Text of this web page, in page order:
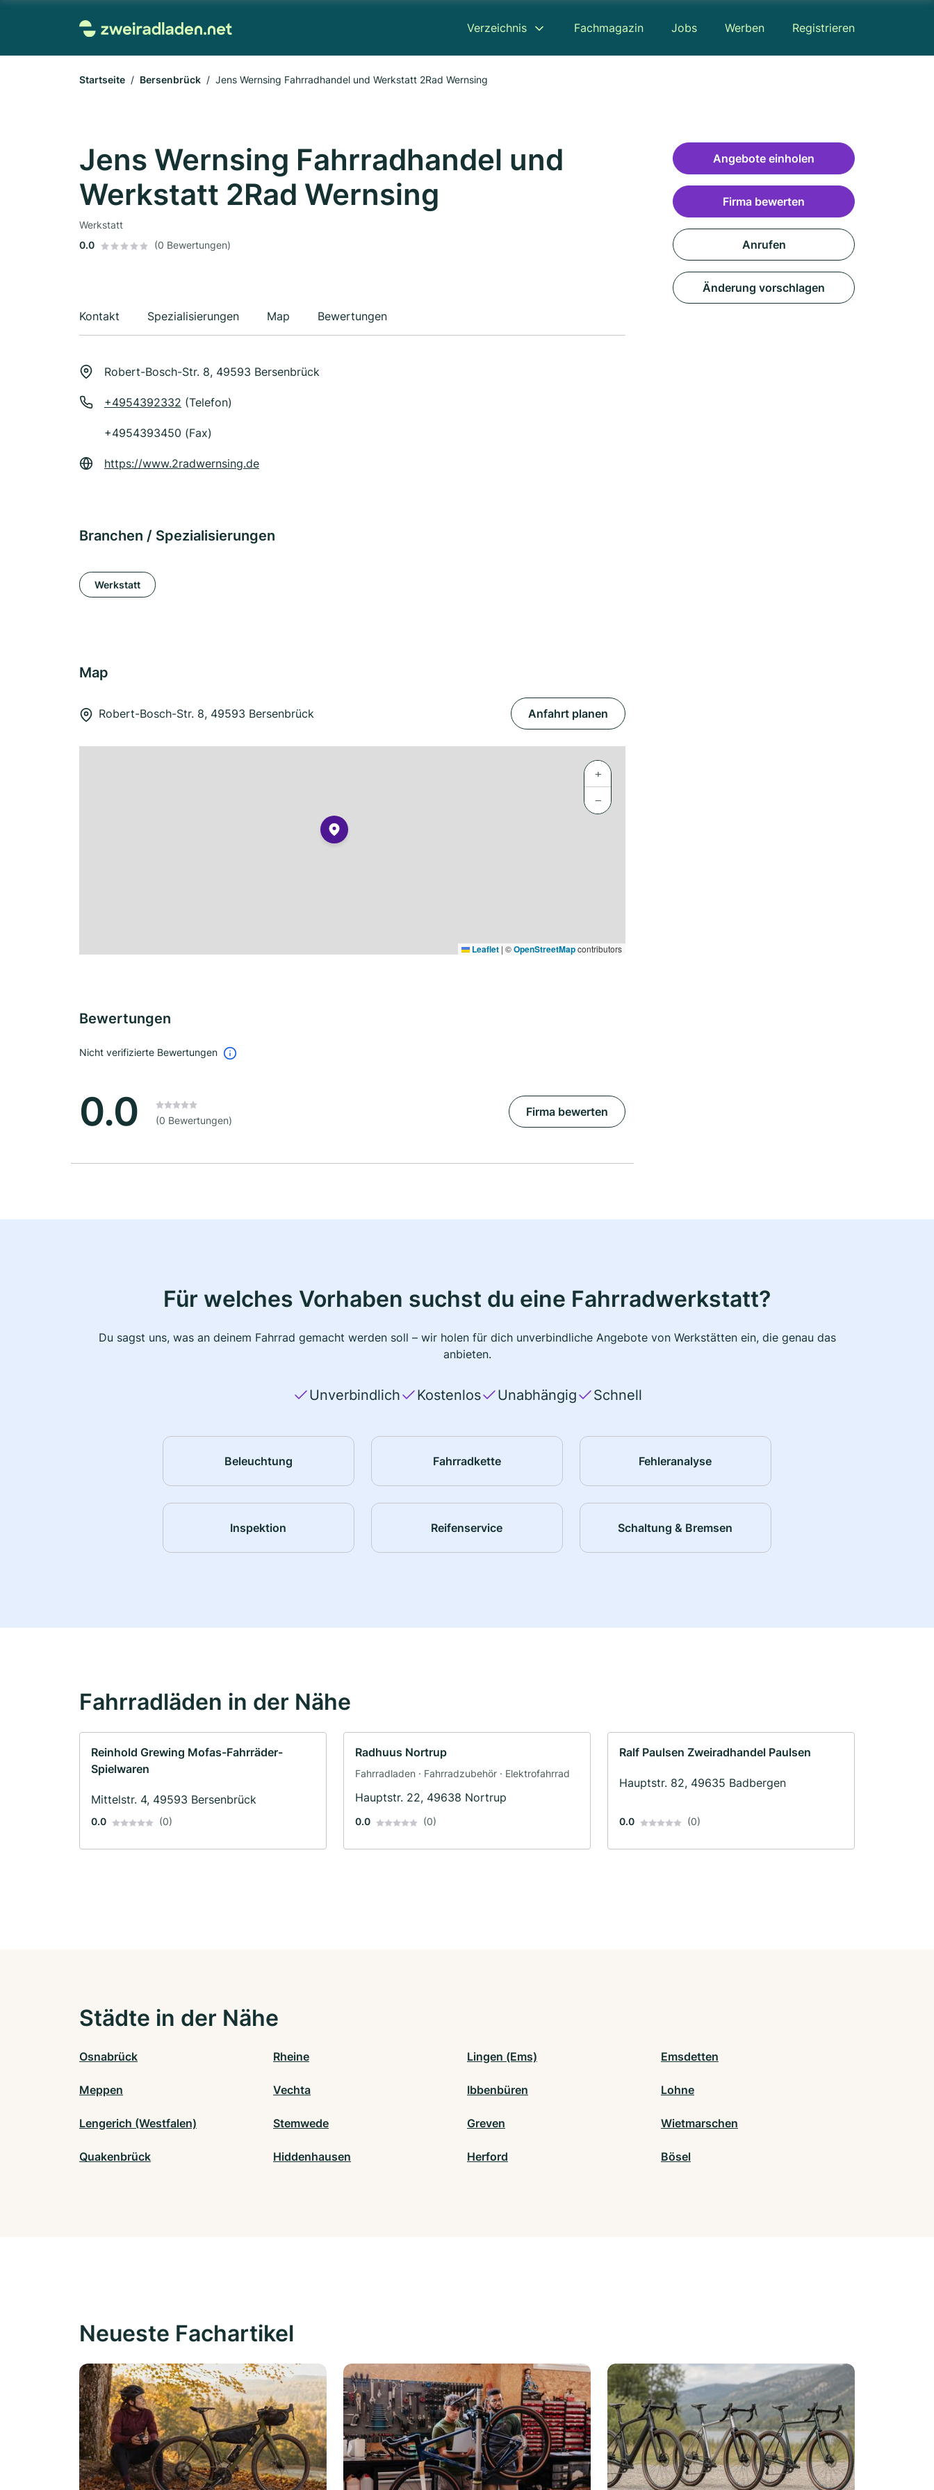
Verzeichnis Fachmagazin Jobs Werben Registrieren
Startseite Bersenbrück Jens Wernsing Fahrradhandel und Werkstatt 2Rad Wernsing
Jens Wernsing Fahrradhandel und
Werkstatt 2Rad Wernsing
Werkstatt
0.0
(0 Bewertungen)
Kontakt Spezialisierungen Map Bewertungen
Robert-Bosch-Str. 8, 49593 Bersenbrück
+4954392332 (Telefon)
+4954393450 (Fax)
https://www.2radwernsing.de
Branchen / Spezialisierungen
Werkstatt
Map
Robert-Bosch-Str. 8, 49593 Bersenbrück Anfahrt planen
+
−
Leaflet | ©OpenStreetMapcontributors
Bewertungen
Nicht verifizierte Bewertungen
0.0 (0 Bewertungen)
Firma bewerten
Angebote einholen
Firma bewerten
Anrufen
Änderung vorschlagen
Für welches Vorhaben suchst du eine Fahrradwerkstatt?
Du sagst uns, was an deinem Fahrrad gemacht werden soll – wir holen für dich unverbindliche Angebote von Werkstätten ein, die genau das
anbieten.
Unverbindlich Kostenlos Unabhängig Schnell
Beleuchtung Fahrradkette Fehleranalyse
Inspektion Reifenservice Schaltung & Bremsen
Fahrradläden in der Nähe
Reinhold Grewing Mofas-Fahrräder-
Spielwaren
Mittelstr. 4, 49593 Bersenbrück
0.0 (0)
Radhuus Nortrup
Fahrradladen · Fahrradzubehör · Elektrofahrrad
Hauptstr. 22, 49638 Nortrup
0.0 (0)
Ralf Paulsen Zweiradhandel Paulsen
Hauptstr. 82, 49635 Badbergen
0.0 (0)
Städte in der Nähe
Osnabrück Rheine Lingen (Ems) Emsdetten
Meppen Vechta Ibbenbüren Lohne
Lengerich (Westfalen) Stemwede Greven Wietmarschen
Quakenbrück Hiddenhausen Herford Bösel
Neueste Fachartikel